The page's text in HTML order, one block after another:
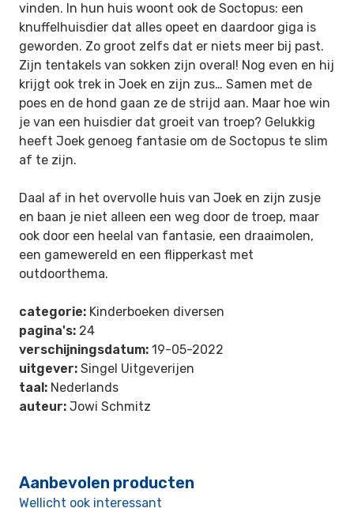
vinden. In hun huis woont ook de Soctopus: een
knuffelhuisdier dat alles opeet en daardoor giga is
geworden. Zo groot zelfs dat er niets meer bij past.
Zijn tentakels van sokken zijn overal! Nog even en hij
krijgt ook trek in Joek en zijn zus… Samen met de
poes en de hond gaan ze de strijd aan. Maar hoe win
je van een huisdier dat groeit van troep? Gelukkig
heeft Joek genoeg fantasie om de Soctopus te slim
af te zijn.
Daal af in het overvolle huis van Joek en zijn zusje
en baan je niet alleen een weg door de troep, maar
ook door een heelal van fantasie, een draaimolen,
een gamewereld en een flipperkast met
outdoorthema.
categorie: Kinderboeken diversen
pagina's: 24
verschijningsdatum: 19-05-2022
uitgever: Singel Uitgeverijen
taal: Nederlands
auteur: Jowi Schmitz
Aanbevolen producten
Wellicht ook interessant